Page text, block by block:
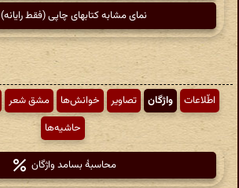
نمای مشابه کتابهای چاپی (فقط رایانه)
اطّلاعات واژگان تصاویر خوانش‌ها مشق شعر
حاشیه‌ها
محاسبهٔ بسامد واژگان